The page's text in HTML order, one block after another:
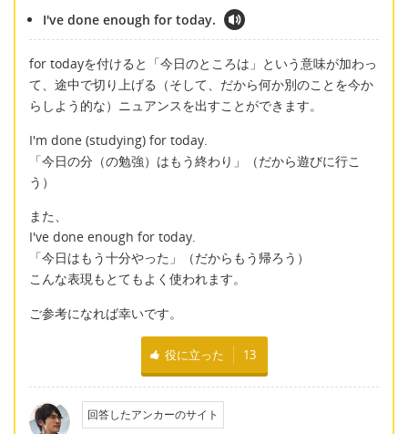
I've done enough for today.
for todayを付けると「今日のところは」という意味が加わっ
て、途中で切り上げる（そして、だから何か別のことを今か
らしよう的な）ニュアンスを出すことができます。
I'm done (studying) for today.
「今日の分（の勉強）はもう終わり」（だから遊びに行こ
う）
また、
I've done enough for today.
「今日はもう十分やった」（だからもう帰ろう）
こんな表現もとてもよく使われます。
ご参考になれば幸いです。
役に立った 13
回答したアンカーのサイト